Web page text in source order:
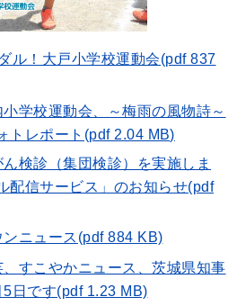
ル！大戸小学校運動会(pdf 837
学校運動会、～梅雨の風物詩～
トレポート(pdf 2.04 MB)
検診（集団検診）を実施しま
配信サービス」のお知らせ(pdf
ニュース(pdf 884 KB)
すこやかニュース、茨城県知事
日です(pdf 1.23 MB)